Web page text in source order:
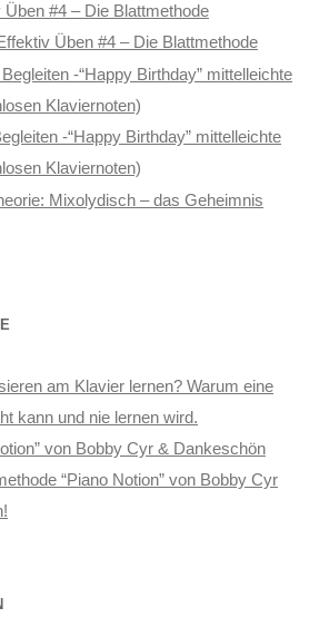
Üben #4 – Die Blattmethode
Üben #4 – Die Blattmethode
-“Happy Birthday” mittelleichte
Klaviernoten)
-“Happy Birthday” mittelleichte
Klaviernoten)
Mixolydisch – das Geheimnis
am Klavier lernen? Warum eine
kann und nie lernen wird.
von Bobby Cyr & Dankeschön
“Piano Notion” von Bobby Cyr